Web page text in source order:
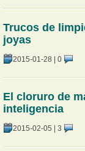
Trucos de
joyas
2015-01-28 | 0
El cloruro de
inteligencia
2015-02-05 | 3